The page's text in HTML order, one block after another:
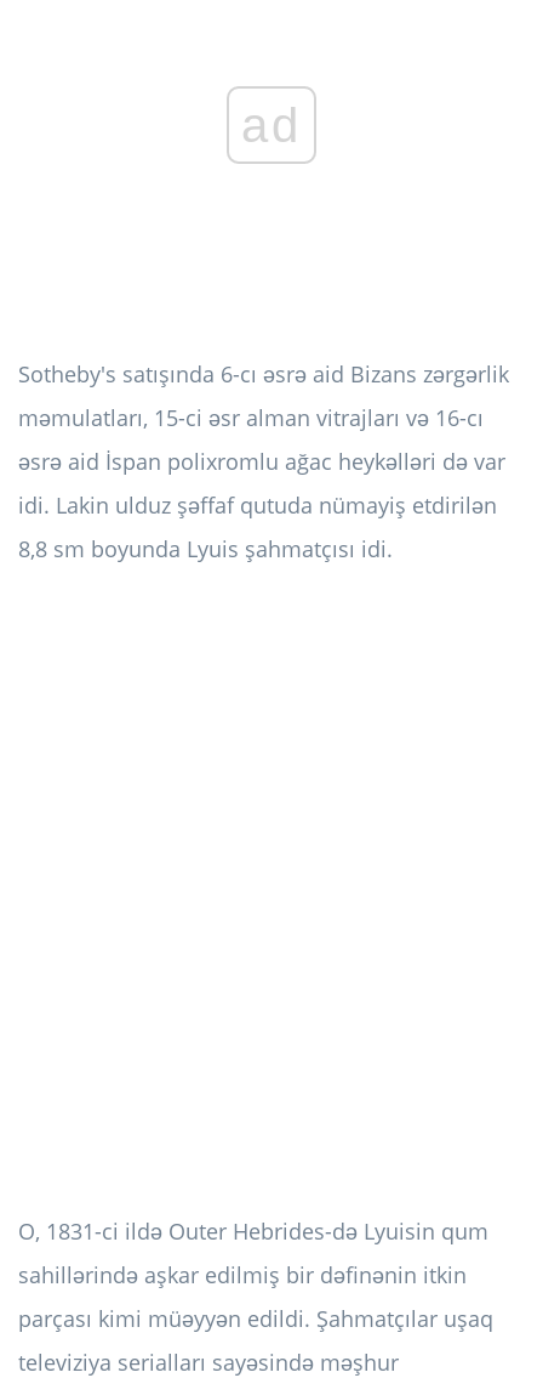
ad
Sotheby's satışında 6-cı əsrə aid Bizans zərgərlik
məmulatları, 15-ci əsr alman vitrajları və 16-cı
əsrə aid İspan polixromlu ağac heykəlləri də var
idi. Lakin ulduz şəffaf qutuda nümayiş etdirilən
8,8 sm boyunda Lyuis şahmatçısı idi.
O, 1831-ci ildə Outer Hebrides-də Lyuisin qum
sahillərində aşkar edilmiş bir dəfinənin itkin
parçası kimi müəyyən edildi. Şahmatçılar uşaq
televiziya serialları sayəsində məşhur